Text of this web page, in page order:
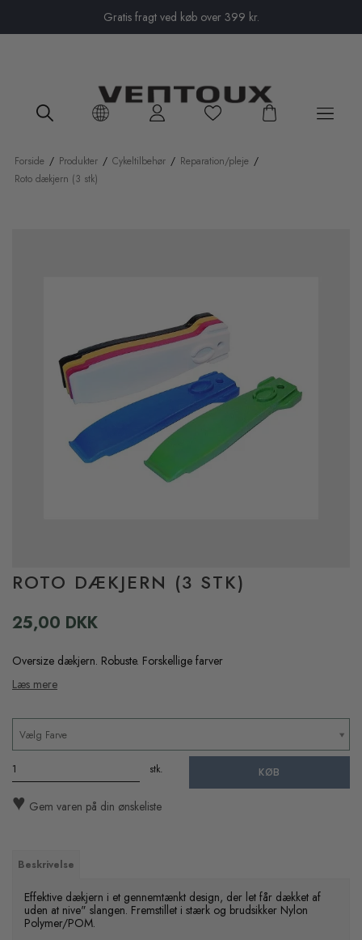
Gratis fragt ved køb over 399 kr.
Forside / Produkter / Cykeltilbehør / Reparation/pleje /
Roto dækjern (3 stk)
ROTO DÆKJERN (3 STK)
25,00 DKK
Oversize dækjern. Robuste. Forskellige farver
Læs mere
Vælg Farve
stk. KØB
♥ Gem varen på din ønskeliste
Beskrivelse
Effektive dækjern i et gennemtænkt design, der let får dækket af
uden at nive" slangen. Fremstillet i stærk og brudsikker Nylon
Polymer/POM.